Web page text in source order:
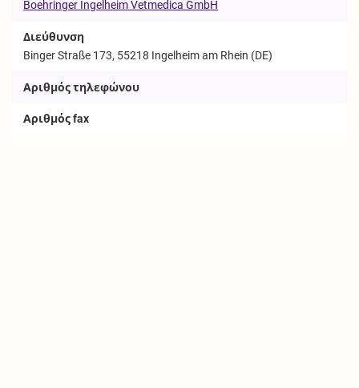
Boehringer Ingelheim Vetmedica GmbH
Διεύθυνση
Binger Straße 173, 55218 Ingelheim am Rhein (DE)
Αριθμός τηλεφώνου
Αριθμός fax